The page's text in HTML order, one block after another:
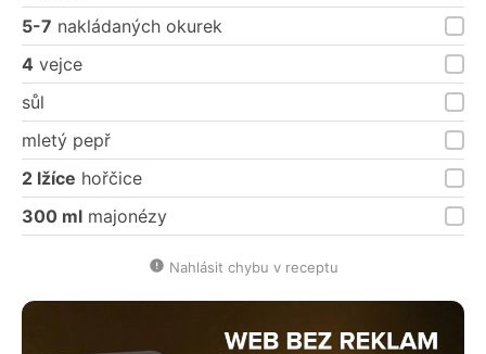
5-7 nakládaných okurek
4 vejce
sůl
mletý pepř
2 lžíce hořčice
300 ml majonézy
Nahlásit chybu v receptu